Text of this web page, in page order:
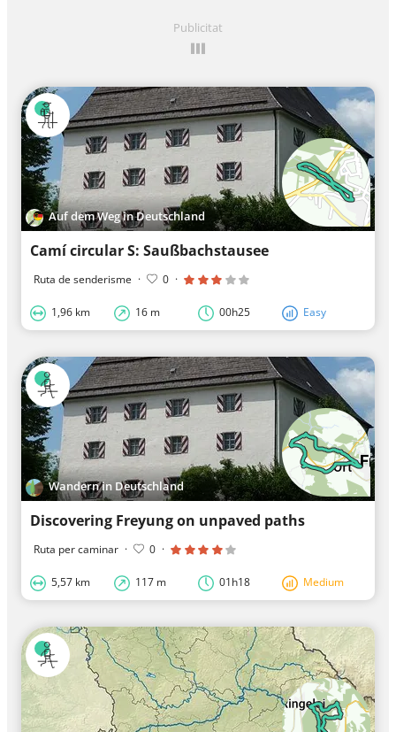
Publicitat
Auf dem Weg in Deutschland
Camí circular S: Saußbachstausee
Ruta de senderisme · 0 ·
1,96 km 16 m 00h25 Easy
Wandern in Deutschland
Discovering Freyung on unpaved paths
Ruta per caminar · 0 ·
5,57 km 117 m 01h18 Medium